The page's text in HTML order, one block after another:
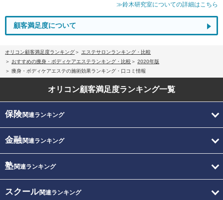
≫鈴木研究室についての詳細はこちら
顧客満足度について
オリコン顧客満足度ランキング
エステサロンランキング・比較
おすすめの痩身・ボディケアエステランキング・比較
2020年版
痩身・ボディケアエステの施術効果ランキング・口コミ情報
オリコン顧客満足度ランキング一覧
保険関連ランキング
金融関連ランキング
塾関連ランキング
スクール関連ランキング